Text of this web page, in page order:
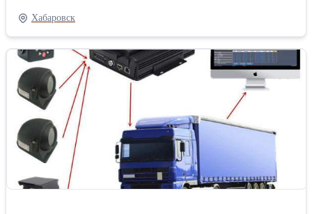
Высота по седлу: 800 мм * Габаритные размеры (ДхШхВ):
1920x770x1080 мм * Габариты упаковки: 1500х400х850
ммПроизводитель: Regulmoto Тип двигателя: Бензиновый
Тактность двигателя: Четырёхтактный Трансмиссия:
Механическая Система запуска: Электростартер и механический
стартер Охлаждение двигателя: Воздушное Объем двигателя,
см3: 110 Система впрыска топлива: Карбюратор Тип: Мопед
Хабаровск